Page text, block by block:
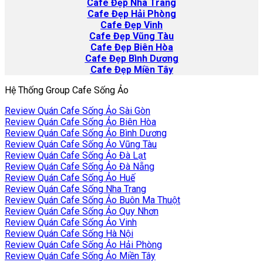
Cafe Đẹp Nha Trang
Cafe Đẹp Hải Phòng
Cafe Đẹp Vinh
Cafe Đẹp Vũng Tàu
Cafe Đẹp Biên Hòa
Cafe Đẹp Bình Dương
Cafe Đẹp Miền Tây
Hệ Thống Group Cafe Sống Ảo
Review Quán Cafe Sống Ảo Sài Gòn
Review Quán Cafe Sống Ảo Biên Hòa
Review Quán Cafe Sống Ảo Bình Dương
Review Quán Cafe Sống Ảo Vũng Tàu
Review Quán Cafe Sống Ảo Đà Lạt
Review Quán Cafe Sống Ảo Đà Nẵng
Review Quán Cafe Sống Ảo Huế
Review Quán Cafe Sống Nha Trang
Review Quán Cafe Sống Ảo Buôn Ma Thuột
Review Quán Cafe Sống Ảo Quy Nhơn
Review Quán Cafe Sống Ảo Vinh
Review Quán Cafe Sống Hà Nội
Review Quán Cafe Sống Ảo Hải Phòng
Review Quán Cafe Sống Ảo Miền Tây